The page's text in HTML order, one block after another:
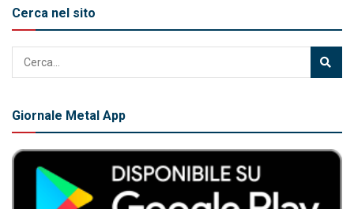
Cerca nel sito
Giornale Metal App